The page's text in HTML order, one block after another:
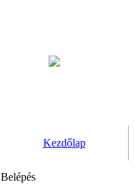
Kezdőlap
Belépés